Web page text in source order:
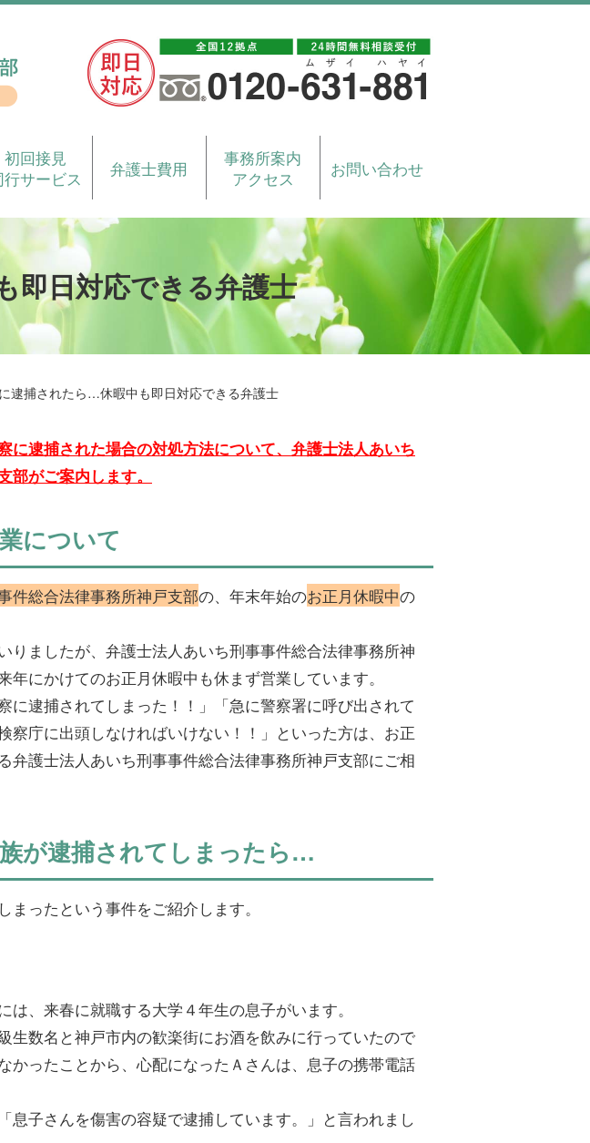
初回接見
行サービス
弁護士費用
事務所案内
アクセス
お問い合わせ
即日対応できる弁護士
逮捕されたら…休暇中も即日対応できる弁護士
に逮捕された場合の対処方法について、弁護士法人あいち
部がご案内します。
について
件総合法律事務所神戸支部の、年末年始のお正月休暇中の
りましたが、弁護士法人あいち刑事事件総合法律事務所神
年にかけてのお正月休暇中も休まず営業しています。
に逮捕されてしまった！！」「急に警察署に呼び出されて
察庁に出頭しなければいけない！！」といった方は、お正
弁護士法人あいち刑事事件総合法律事務所神戸支部にご相
が逮捕されてしまったら…
ったという事件をご紹介します。
、来春に就職する大学４年生の息子がいます。
生数名と神戸市内の歓楽街にお酒を飲みに行っていたので
かったことから、心配になったＡさんは、息子の携帯電話
息子さんを傷害の容疑で逮捕しています。」と言われまし